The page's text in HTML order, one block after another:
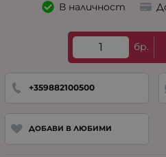
В наличност
бр.
+359882100500
ДОБАВИ В ЛЮБИМИ